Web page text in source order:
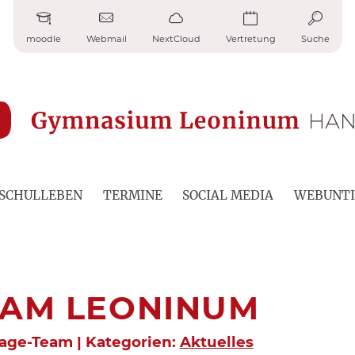
moodle Webmail NextCloud Vertretung Suche
TERMINE SOCIAL MEDIA
LEONINUM
Team | Kategorien: Aktuelles